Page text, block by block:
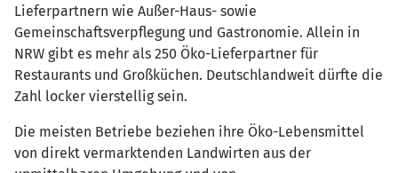
Lieferpartnern wie Außer-Haus- sowie
Gemeinschaftsverpflegung und Gastronomie. Allein in
NRW gibt es mehr als 250 Öko-Lieferpartner für
Restaurants und Großküchen. Deutschlandweit dürfte die
Zahl locker vierstellig sein.
Die meisten Betriebe beziehen ihre Öko-Lebensmittel
von direkt vermarktenden Landwirten aus der